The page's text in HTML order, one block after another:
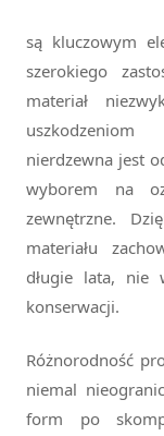
są kluczowym
szerokiego
materiał
nierdzewna jest
wyborem na
zewnętrzne.
materiału
długie lata, nie
konserwacji.
Różnorodność
niemal
form po